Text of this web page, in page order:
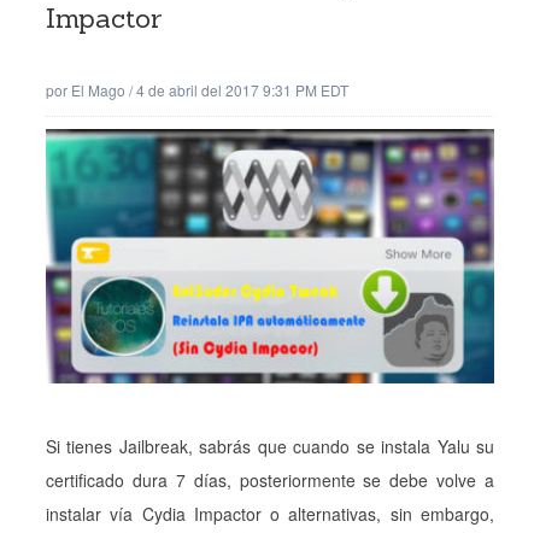
Impactor
por El Mago /4 de abril del 2017 9:31 PM EDT
Si tienes Jailbreak, sabrás que cuando se instala Yalu su
certificado dura 7 días, posteriormente se debe volve a
instalar vía Cydia Impactor o alternativas, sin embargo,